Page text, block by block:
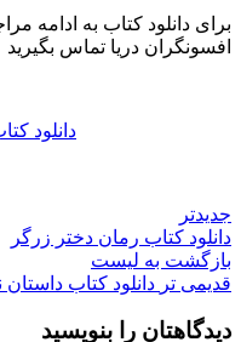
برای دانلود کتاب به ادامه
افسونگران دریا تماس بگیرید
دانلود
جدیدتر
دانلود کتاب رمان دختر زرگر
بازگشت به لیست
قدیمی تر دانلود کتاب
دیدگاهتان را بنویسید